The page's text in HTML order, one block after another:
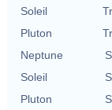
Soleil
Pluton
Neptune
Soleil
Pluton